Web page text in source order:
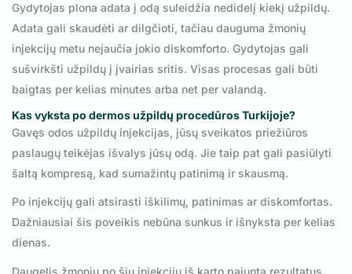
Gydytojas plona adata į odą suleidžia nedidelį kiekį užpildų.
Adata gali skaudėti ar dilgčioti, tačiau dauguma žmonių
injekcijų metu nejaučia jokio diskomforto. Gydytojas gali
sušvirkšti užpildų į įvairias sritis. Visas procesas gali būti
baigtas per kelias minutes arba net per valandą.
Kas vyksta po dermos užpildų procedūros Turkijoje?
Gavęs odos užpildų injekcijas, jūsų sveikatos priežiūros
paslaugų teikėjas išvalys jūsų odą. Jie taip pat gali pasiūlyti
šaltą kompresą, kad sumažintų patinimą ir skausmą.
Po injekcijų gali atsirasti iškilimų, patinimas ar diskomfortas.
Dažniausiai šis poveikis nebūna sunkus ir išnyksta per kelias
dienas.
Daugelis žmonių po šių injekcijų iš karto pajunta rezultatus.